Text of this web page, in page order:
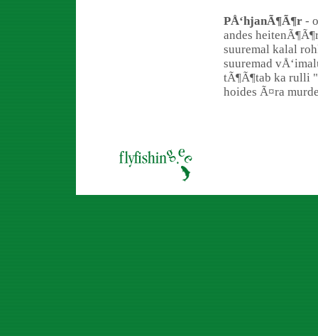
PÅ‘hjanÃ¶Ã¶r -
andes
suuremal kalal
suuremad
tÃ¶Ã¶tab ka rulli
hoides Ã¤ra